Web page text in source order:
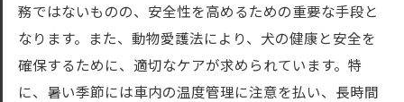
務ではないものの、安全性を高めるための重要な手段と
なります。また、動物愛護法により、犬の健康と安全を
確保するために、適切なケアが求められています。特
に、暑い季節には車内の温度管理に注意を払い、長時間